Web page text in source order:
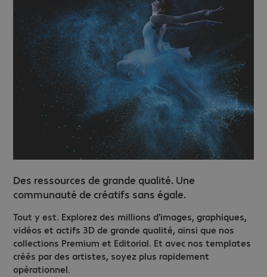
Des ressources de grande qualité. Une
communauté de créatifs sans égale.
Tout y est. Explorez des millions d'images, graphiques,
vidéos et actifs 3D de grande qualité, ainsi que nos
collections Premium et Editorial. Et avec nos templates
créés par des artistes, soyez plus rapidement
opérationnel.